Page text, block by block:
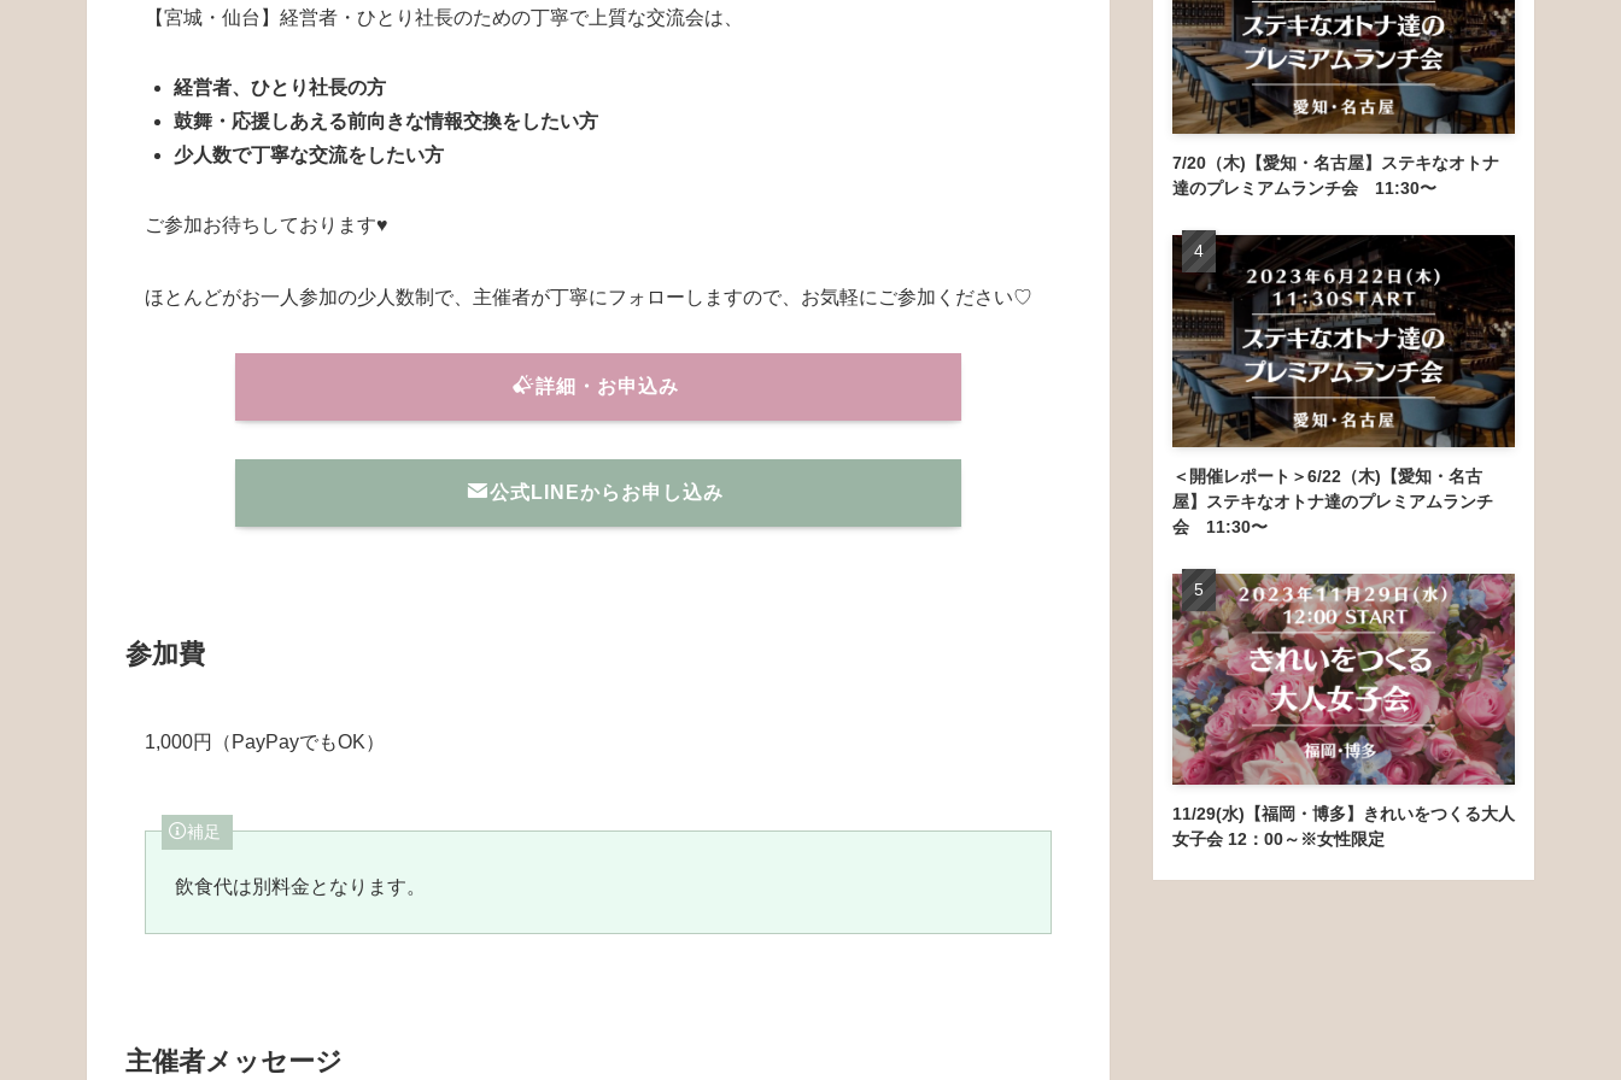
【宮城・仙台】経営者・ひとり社長のための丁寧で上質な交流会は、
経営者、ひとり社長の方
鼓舞・応援しあえる前向きな情報交換をしたい方
少人数で丁寧な交流をしたい方
ご参加お待ちしております♥
ほとんどがお一人参加の少人数制で、主催者が丁寧にフォローしますので、お気軽にご参加ください♡
詳細・お申込み
公式LINEからお申し込み
参加費
1,000円（PayPayでもOK）
補足
飲食代は別料金となります。
主催者メッセージ
7/20（木)【愛知・名古屋】ステキなオトナ
達のプレミアムランチ会 11:30〜
＜開催レポート＞6/22（木)【愛知・名古
屋】ステキなオトナ達のプレミアムランチ
会 11:30〜
11/29(水)【福岡・博多】きれいをつくる大人
女子会 12：00～※女性限定